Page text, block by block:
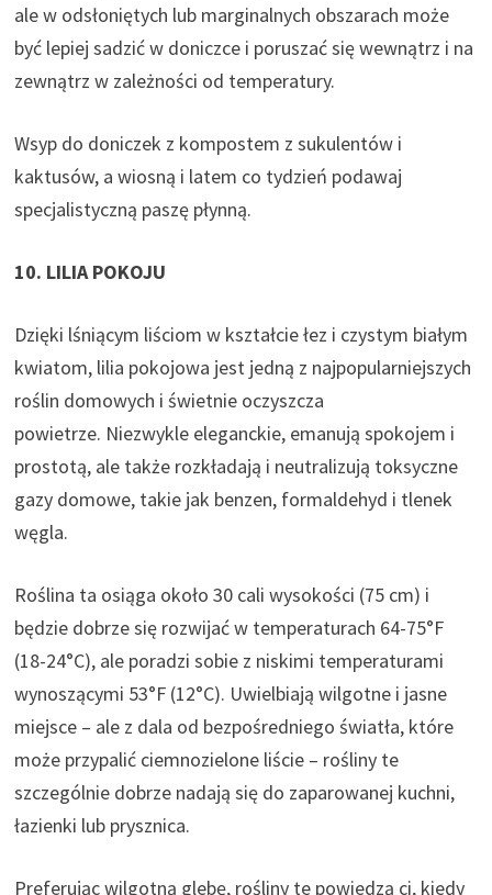
ale w odsłoniętych lub marginalnych obszarach może
być lepiej sadzić w doniczce i poruszać się wewnątrz i na
zewnątrz w zależności od temperatury.
Wsyp do doniczek z kompostem z sukulentów i
kaktusów, a wiosną i latem co tydzień podawaj
specjalistyczną paszę płynną.
10. LILIA POKOJU
Dzięki lśniącym liściom w kształcie łez i czystym białym
kwiatom, lilia pokojowa jest jedną z najpopularniejszych
roślin domowych i świetnie oczyszcza
powietrze. Niezwykle eleganckie, emanują spokojem i
prostotą, ale także rozkładają i neutralizują toksyczne
gazy domowe, takie jak benzen, formaldehyd i tlenek
węgla.
Roślina ta osiąga około 30 cali wysokości (75 cm) i
będzie dobrze się rozwijać w temperaturach 64-75°F
(18-24°C), ale poradzi sobie z niskimi temperaturami
wynoszącymi 53°F (12°C). Uwielbiają wilgotne i jasne
miejsce – ale z dala od bezpośredniego światła, które
może przypalić ciemnozielone liście – rośliny te
szczególnie dobrze nadają się do zaparowanej kuchni,
łazienki lub prysznica.
Preferując wilgotną glebę, rośliny te powiedzą ci, kiedy